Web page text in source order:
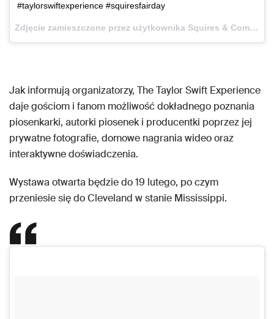
#taylorswiftexperience #squiresfairday
Zdjęcie zamieszczone przez użytkownika Squires & Company (@squiresandcompany)
Jak informują organizatorzy, The Taylor Swift Experience
daje gościom i fanom możliwość dokładnego poznania
piosenkarki, autorki piosenek i producentki poprzez jej
prywatne fotografie, domowe nagrania wideo oraz
interaktywne doświadczenia.
Wystawa otwarta będzie do 19 lutego, po czym
przeniesie się do Cleveland w stanie Mississippi.